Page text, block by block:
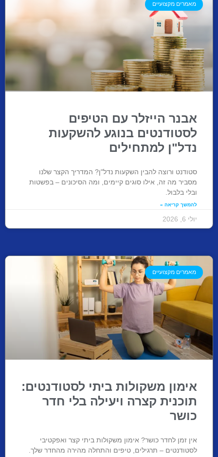
מאמרים מקצועיים
אבנר הייזלר עם הטיפים
לסטודנטים בנוגע להשקעות
נדל"ן למתחילים
סטודנט ורוצה להבין השקעות נדל"ן? המדריך הקצר שלנו
מסביר מה זה, אילו סוגים קיימים, ומה הסיכונים – בפשטות
ובלי בלבול.
להמשך קריאה »
יולי 6, 2026
מאמרים מקצועיים
אימון משקולות ביתי לסטודנטים:
תוכנית קצרה ויעילה בלי חדר
כושר
אין זמן לחדר כושר? אימון משקולות ביתי קצר ואפקטיבי
לסטודנטים – תרגילים, טיפים והתחלה מהירה מהחדר שלך.